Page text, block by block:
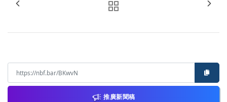
推廣新聞稿